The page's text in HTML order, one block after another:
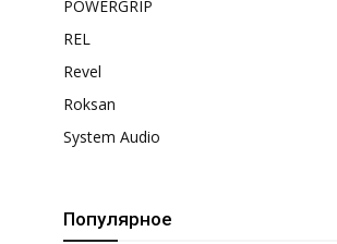
POWERGRIP
REL
Revel
Roksan
System Audio
Популярное